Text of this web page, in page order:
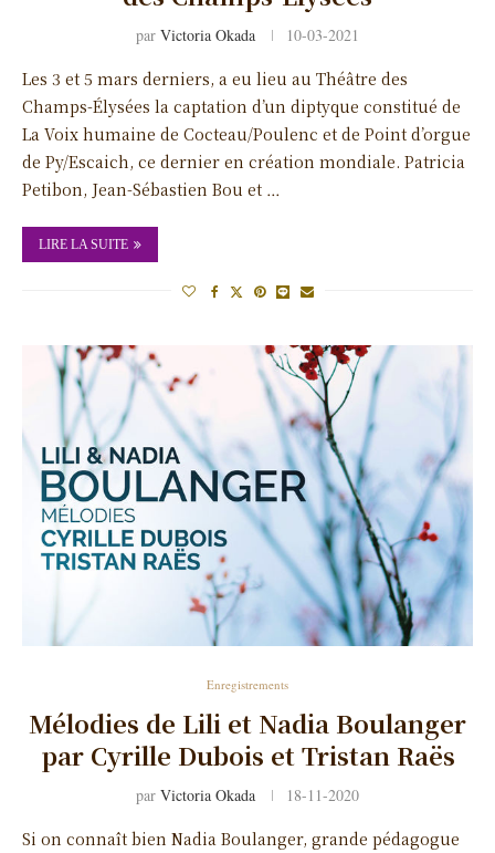
par Victoria Okada 10-03-2021
Les 3 et 5 mars derniers, a eu lieu au Théâtre des
Champs-Élysées la captation d’un diptyque constitué de
La Voix humaine de Cocteau/Poulenc et de Point d’orgue
de Py/Escaich, ce dernier en création mondiale. Patricia
Petibon, Jean-Sébastien Bou et …
LIRE LA SUITE
Enregistrements
Mélodies de Lili et Nadia Boulanger
par Cyrille Dubois et Tristan Raës
par Victoria Okada 18-11-2020
Si on connaît bien Nadia Boulanger, grande pédagogue